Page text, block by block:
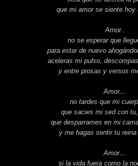
que mi amor se siente hoy
Amor..
no se esperar que
para estar de nuevo
aceleras mi pulso,
y entre prosas y versos
Amor…
no tardes que mi
que sacies mi sed con
que desparrames en mi
y me hagas sentir tu reina
Amor…
si la vida fuera como la